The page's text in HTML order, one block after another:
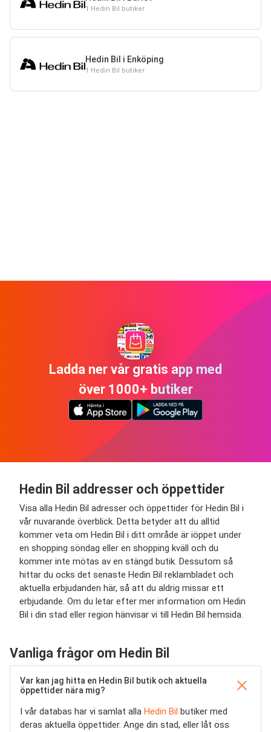
1 Hedin Bil butiker
Hedin Bil i Enköping
1 Hedin Bil butiker
Ladda ner vår gratis app med
över 1000+ butiker
Hedin Bil addresser och öppettider
Visa alla Hedin Bil adresser och öppettider för Hedin Bil i
vår nuvarande överblick. Detta betyder att du alltid
kommer veta om Hedin Bil i ditt område är iöppet under
en shopping söndag eller en shopping kväll och du
kommer inte mötas av en stängd butik. Dessutom så
hittar du ocks det senaste Hedin Bil reklambladet och
aktuella erbjudanden här, så att du aldrig missar ett
erbjudande. Om du letar efter mer information om Hedin
Bil i din stad eller region hänvisar vi till Hedin Bil hemsida.
Vanliga frågor om Hedin Bil
Var kan jag hitta en Hedin Bil butik och aktuella
öppettider nära mig?
I vår databas har vi samlat alla Hedin Bil butiker med
deras aktuella öppettider. Ange din stad, eller låt oss